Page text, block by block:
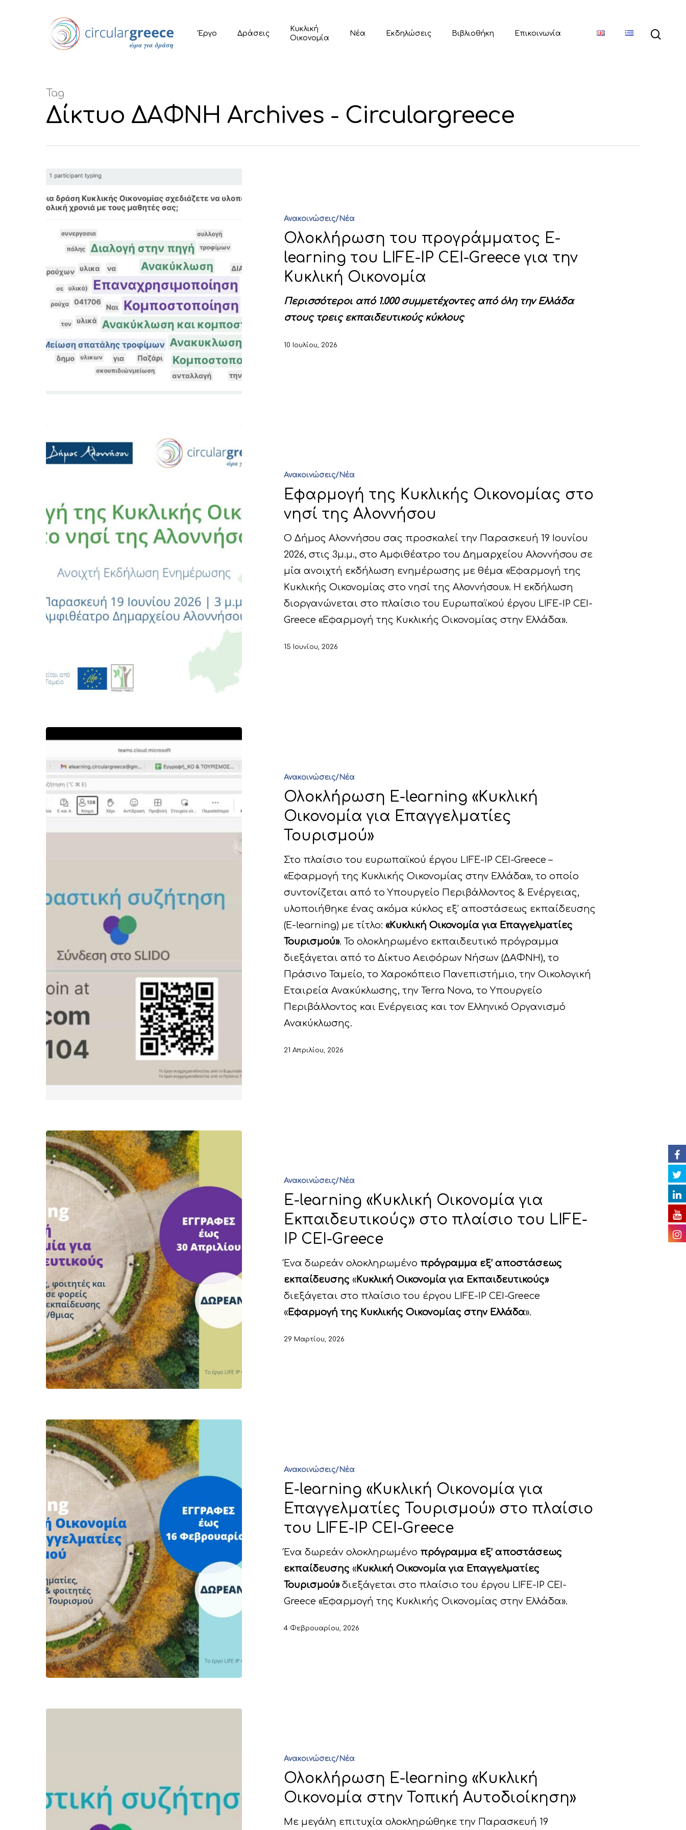
Έργο Δράσεις
Κυκλική
Οικονομία
Νέα Εκδηλώσεις Βιβλιοθήκη Επικοινωνία
Tag
Δίκτυο ΔΑΦΝΗ Archives - Circulargreece
Ανακοινώσεις/Νέα
Ολοκλήρωση του προγράμματος E-
learning του LIFE-IP CEI-Greece για την
Κυκλική Οικονομία
Περισσότεροι από 1.000 συμμετέχοντες από όλη την Ελλάδα
στους τρεις εκπαιδευτικούς κύκλους
10 Ιουλίου, 2026
Ανακοινώσεις/Νέα
Εφαρμογή της Κυκλικής Οικονομίας στο
νησί της Αλοννήσου
Ο Δήμος Αλοννήσου σας προσκαλεί την Παρασκευή 19 Ιουνίου
2026, στις 3μ.μ., στο Αμφιθέατρο του Δημαρχείου Αλοννήσου σε
μία ανοιχτή εκδήλωση ενημέρωσης με θέμα «Εφαρμογή της
Κυκλικής Οικονομίας στο νησί της Αλοννήσου». Η εκδήλωση
διοργανώνεται στο πλαίσιο του Ευρωπαϊκού έργου LIFE-IP CEI-
Greece «Εφαρμογή της Κυκλικής Οικονομίας στην Ελλάδα».
15 Ιουνίου, 2026
Ανακοινώσεις/Νέα
Ολοκλήρωση E-learning «Κυκλική
Οικονομία για Επαγγελματίες
Τουρισμού»
Στο πλαίσιο του ευρωπαϊκού έργου LIFE-IP CEI-Greece –
«Εφαρμογή της Κυκλικής Οικονομίας στην Ελλάδα», το οποίο
συντονίζεται από το Υπουργείο Περιβάλλοντος & Ενέργειας,
υλοποιήθηκε ένας ακόμα κύκλος εξ’ αποστάσεως εκπαίδευσης
(E-learning) με τίτλο: «Κυκλική Οικονομία για Επαγγελματίες
Τουρισμού». Το ολοκληρωμένο εκπαιδευτικό πρόγραμμα
διεξάγεται από το Δίκτυο Αειφόρων Νήσων (ΔΑΦΝΗ), το
Πράσινο Ταμείο, το Χαροκόπειο Πανεπιστήμιο, την Οικολογική
Εταιρεία Ανακύκλωσης, την Terra Nova, το Υπουργείο
Περιβάλλοντος και Ενέργειας και τον Ελληνικό Οργανισμό
Ανακύκλωσης.
21 Απριλίου, 2026
Ανακοινώσεις/Νέα
E-learning «Κυκλική Οικονομία για
Εκπαιδευτικούς» στο πλαίσιο του LIFE-
IP CEI-Greece
Ένα δωρεάν ολοκληρωμένο πρόγραμμα εξ’ αποστάσεως
εκπαίδευσης «Κυκλική Οικονομία για Εκπαιδευτικούς»
διεξάγεται στο πλαίσιο του έργου LIFE-IP CEI-Greece
«Εφαρμογή της Κυκλικής Οικονομίας στην Ελλάδα».
29 Μαρτίου, 2026
Ανακοινώσεις/Νέα
E-learning «Κυκλική Οικονομία για
Επαγγελματίες Τουρισμού» στο πλαίσιο
του LIFE-IP CEI-Greece
Ένα δωρεάν ολοκληρωμένο πρόγραμμα εξ’ αποστάσεως
εκπαίδευσης «Κυκλική Οικονομία για Επαγγελματίες
Τουρισμού»διεξάγεται στο πλαίσιο του έργου LIFE-IP CEI-
Greece «Εφαρμογή της Κυκλικής Οικονομίας στην Ελλάδα».
4 Φεβρουαρίου, 2026
Ανακοινώσεις/Νέα
Ολοκλήρωση E-learning «Κυκλική
Οικονομία στην Τοπική Αυτοδιοίκηση»
Με μεγάλη επιτυχία ολοκληρώθηκε την Παρασκευή 19